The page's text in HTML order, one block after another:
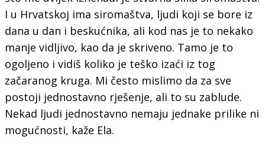
I u Hrvatskoj ima siromaštva, ljudi koji se bore iz
dana u dan i beskućnika, ali kod nas je to nekako
manje vidljivo, kao da je skriveno. Tamo je to
ogoljeno i vidiš koliko je teško izaći iz tog
začaranog kruga. Mi često mislimo da za sve
postoji jednostavno rješenje, ali to su zablude.
Nekad ljudi jednostavno nemaju jednake prilike ni
mogućnosti, kaže Ela.